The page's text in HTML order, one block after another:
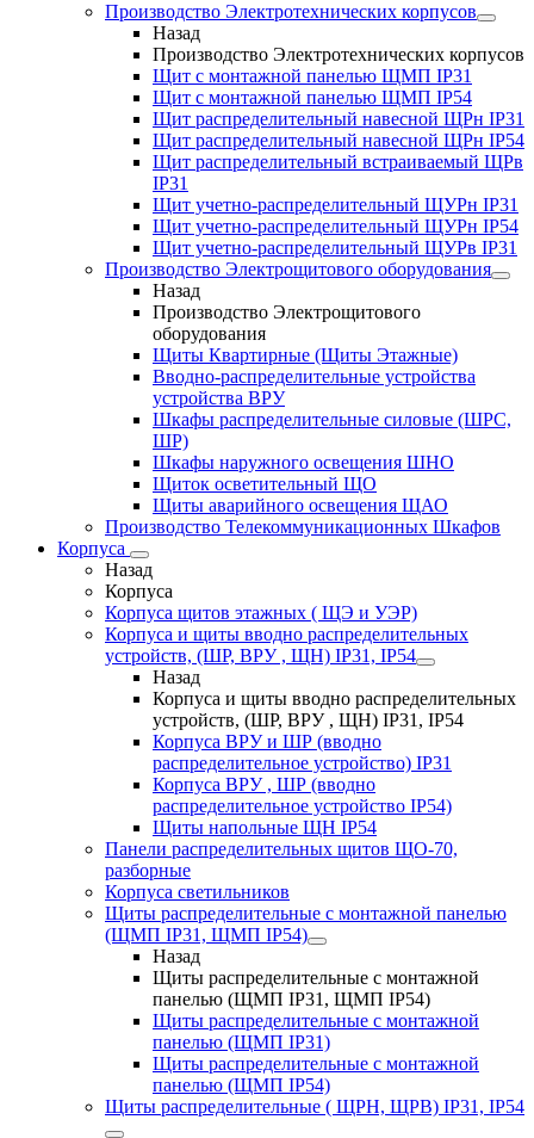
Производство Электротехнических корпусов
Назад
Производство Электротехнических корпусов
Щит с монтажной панелью ЩМП IP31
Щит с монтажной панелью ЩМП IP54
Щит распределительный навесной ЩРн IP31
Щит распределительный навесной ЩРн IP54
Щит распределительный встраиваемый ЩРв
IP31
Щит учетно-распределительный ЩУРн IP31
Щит учетно-распределительный ЩУРн IP54
Щит учетно-распределительный ЩУРв IP31
Производство Электрощитового оборудования
Назад
Производство Электрощитового
оборудования
Щиты Квартирные (Щиты Этажные)
Вводно-распределительные устройства
устройства ВРУ
Шкафы распределительные силовые (ШРС,
ШР)
Шкафы наружного освещения ШНО
Щиток осветительный ЩО
Щиты аварийного освещения ЩАО
Производство Телекоммуникационных Шкафов
Корпуса
Назад
Корпуса
Корпуса щитов этажных ( ЩЭ и УЭР)
Корпуса и щиты вводно распределительных
устройств, (ШР, ВРУ , ЩН) IP31, IP54
Назад
Корпуса и щиты вводно распределительных
устройств, (ШР, ВРУ , ЩН) IP31, IP54
Корпуса ВРУ и ШР (вводно
распределительное устройство) IP31
Корпуса ВРУ , ШР (вводно
распределительное устройство IP54)
Щиты напольные ЩН IP54
Панели распределительных щитов ЩО-70,
разборные
Корпуса светильников
Щиты распределительные с монтажной панелью
(ЩМП IP31, ЩМП IP54)
Назад
Щиты распределительные с монтажной
панелью (ЩМП IP31, ЩМП IP54)
Щиты распределительные с монтажной
панелью (ЩМП IP31)
Щиты распределительные с монтажной
панелью (ЩМП IP54)
Щиты распределительные ( ЩРН, ЩРВ) IP31, IP54